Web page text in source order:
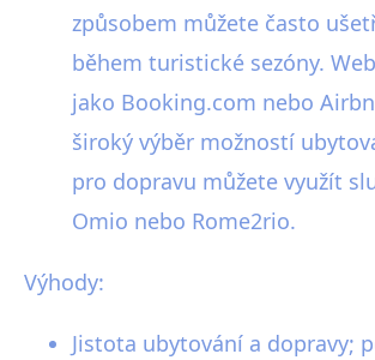
způsobem můžete často
během turistické sezóny.
jako Booking.com nebo
široký výběr možností
pro dopravu můžete využít
Omio nebo Rome2rio.
Výhody:
Jistota ubytování a dopravy;